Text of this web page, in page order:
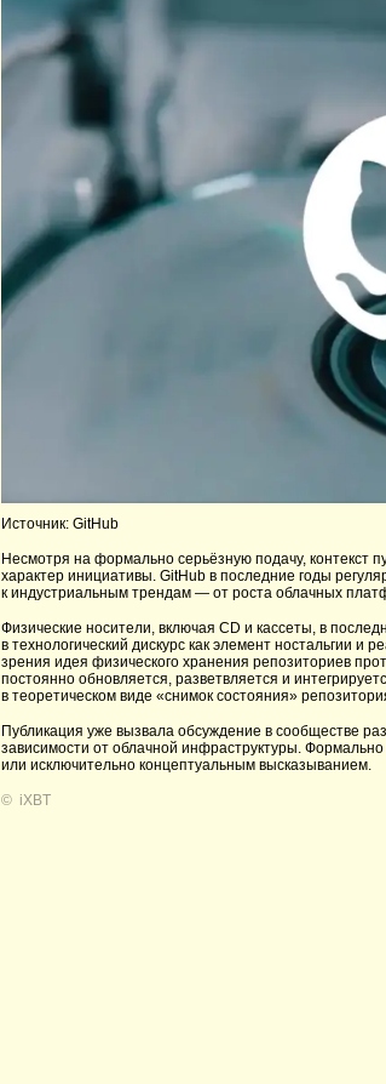
Источник: GitHub
Несмотря на формально серьёзную подачу, контекст
характер инициативы. GitHub в последние годы
к индустриальным трендам — от роста облачных
Физические носители, включая CD и кассеты, в
в технологический дискурс как элемент ностальгии и
зрения идея физического хранения репозиториев
постоянно обновляется, разветвляется и
в теоретическом виде «снимок состояния»
Публикация уже вызвала обсуждение в сообществе
зависимости от облачной инфраструктуры.
или исключительно концептуальным высказыванием.
© iXBT